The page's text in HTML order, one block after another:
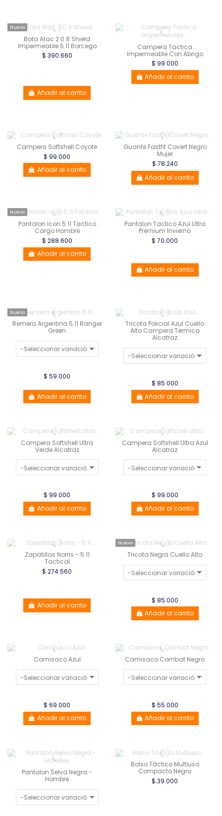
Nuevo
Bota Atac 2.0 8 Shield
Impermeable 5.11 Borcego
$ 390.660
Añadir al carrito
Campera Tactica
Impermeable Con Abrigo
$ 99.000
Añadir al carrito
Campera Softshell Coyote
$ 99.000
Añadir al carrito
Guante Fastfit Covert Negro
Mujer
$ 78.240
Añadir al carrito
Nuevo
Pantalon Icon 5.11 Tactico
Cargo Hombre
$ 288.600
Añadir al carrito
Pantalon Tactico Azul Ultra
Premium Invierno
$ 70.000
Añadir al carrito
Nuevo
Remera Argentina 5.11 Ranger
Green
$ 59.000
Añadir al carrito
Tricota Policial Azul Cuello
Alto Campera Termica
Alcatraz
$ 85.000
Añadir al carrito
Campera Softshell Ultra
Verde Alcatraz
$ 99.000
Añadir al carrito
Campera Softshell Ultra Azul
Alcatraz
$ 99.000
Añadir al carrito
Zapatillas Norris - 5.11
Tactical
$ 274.560
Añadir al carrito
Nuevo
Tricota Negra Cuello Alto
$ 85.000
Añadir al carrito
Camisaco Azul
$ 69.000
Añadir al carrito
Camisaco Combat Negro
$ 55.000
Añadir al carrito
Pantalon Selva Negra -
Hombre
Bolso Táctico Multiuso
Compacto Negro
$ 39.000